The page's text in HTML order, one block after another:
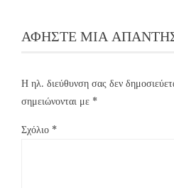
ΑΦΉΣΤΕ ΜΙΑ
Η ηλ. διεύθυνση σας δεν
σημειώνονται με *
Σχόλιο *